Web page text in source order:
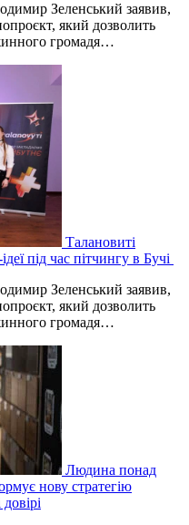
Зеленський заявив,
який дозволить
громадя…
Талановиті
під час пітчингу в Бучі
Зеленський заявив,
який дозволить
громадя…
Людина понад
нову стратегію